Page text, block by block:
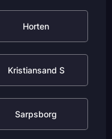
Horten
Kristiansand S
Sarpsborg